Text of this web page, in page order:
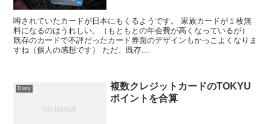
噂されていたカードが日本にもくるようです。 家族カードが１枚無
料になるのはうれしい。（もともとの年会費が高くなっているが）
既存のカードで不評だったカード券面のデザインもかっこよくなりま
すね（個人の感想です） ただ、既存...
Diary
複数クレジットカードのTOKYU
ポイントを合算